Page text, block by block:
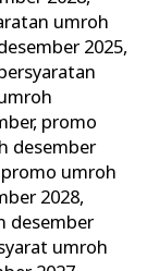
umroh
2025,
, promo
desember
promo umroh
2028,
desember
umroh